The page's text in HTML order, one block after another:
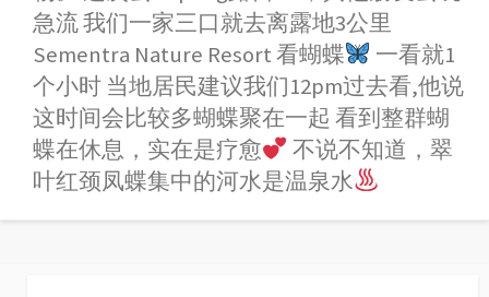
o
k
n
g
e
r
A
p
e
r
e
i
o
急流 我们一家三口就去离露地3公里
Sementra Nature Resort 看蝴蝶
一看就1
个小时 当地居民建议我们12pm过去看,他说
这时间会比较多蝴蝶聚在一起 看到整群蝴
蝶在休息，实在是疗愈
不说不知道，翠
叶红颈凤蝶集中的河水是温泉水